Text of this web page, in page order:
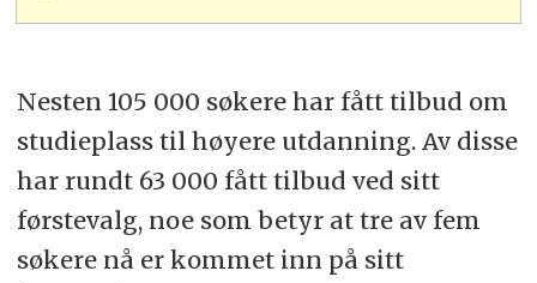
Nesten 105 000 søkere har fått tilbud om
studieplass til høyere utdanning. Av disse
har rundt 63 000 fått tilbud ved sitt
førstevalg, noe som betyr at tre av fem
søkere nå er kommet inn på sitt